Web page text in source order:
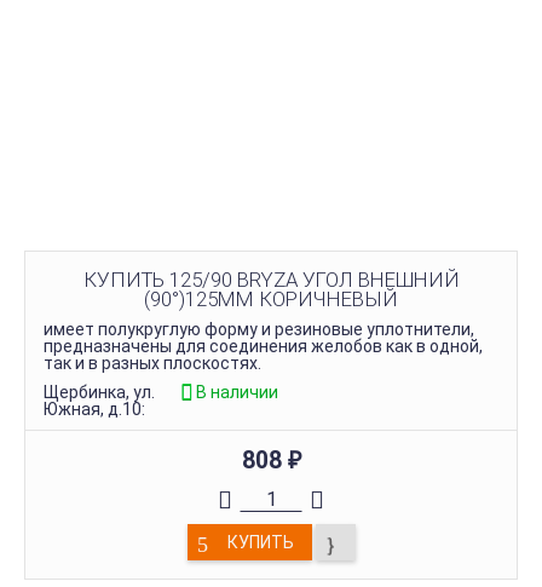
КУПИТЬ 125/90 BRYZA УГОЛ ВНЕШНИЙ
(90°)125ММ КОРИЧНЕВЫЙ
имеет полукруглую форму и резиновые уплотнители,
предназначены для соединения желобов как в одной,
так и в разных плоскостях.
Щербинка, ул.
Южная, д.10:
В наличии
808 ₽
КУПИТЬ